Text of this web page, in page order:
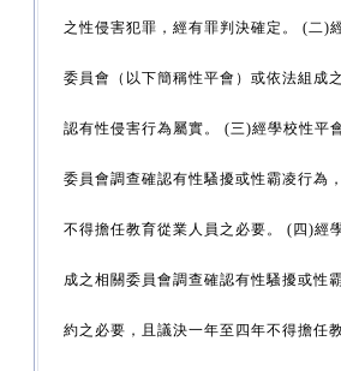
之性侵害犯罪，經有罪判決確定。 (二)
委員會（以下簡稱性平會）或依法組成
認有性侵害行為屬實。 (三)經學校性平
委員會調查確認有性騷擾或性霸凌行為
不得擔任教育從業人員之必要。 (四)經
成之相關委員會調查確認有性騷擾或性
約之必要，且議決一年至四年不得擔任